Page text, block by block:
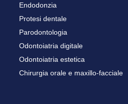
Endodonzia
Protesi dentale
Parodontologia
Odontoiatria digitale
Odontoiatria estetica
Chirurgia orale e maxillo-facciale